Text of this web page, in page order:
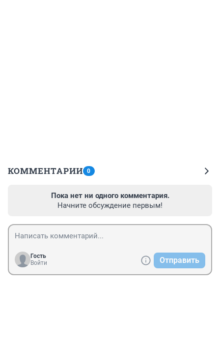
КОММЕНТАРИИ 0
Пока нет ни одного комментария.
Начните обсуждение первым!
Гость
Войти
Отправить